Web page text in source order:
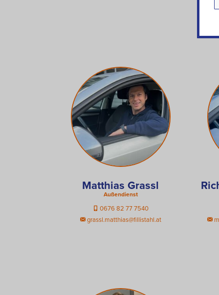
Matthias Grassl
Außendienst
0676 82 77 7540
grassl.matthias@fillistahl.at